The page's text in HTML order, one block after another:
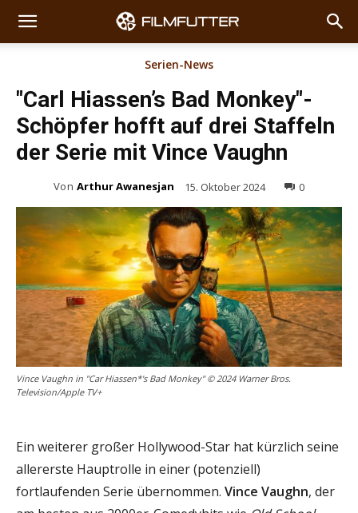
Serien-News
"Carl Hiassen’s Bad Monkey"-
Schöpfer hofft auf drei Staffeln
der Serie mit Vince Vaughn
Von Arthur Awanesjan 15. Oktober 2024 0
Vince Vaughn in "Car Hiassen*'s Bad Monkey" © 2024 Warner Bros.
Television/Apple TV+
Ein weiterer großer Hollywood-Star hat kürzlich seine
allererste Hauptrolle in einer (potenziell)
fortlaufenden Serie übernommen. Vince Vaughn, der